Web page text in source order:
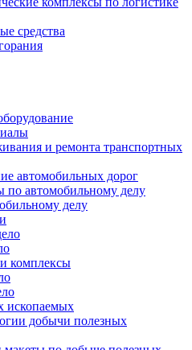
средства
и ремонта транспортных
автомобильных дорог
по автомобильному делу
делу
комплексы
ископаемых
добычи полезных